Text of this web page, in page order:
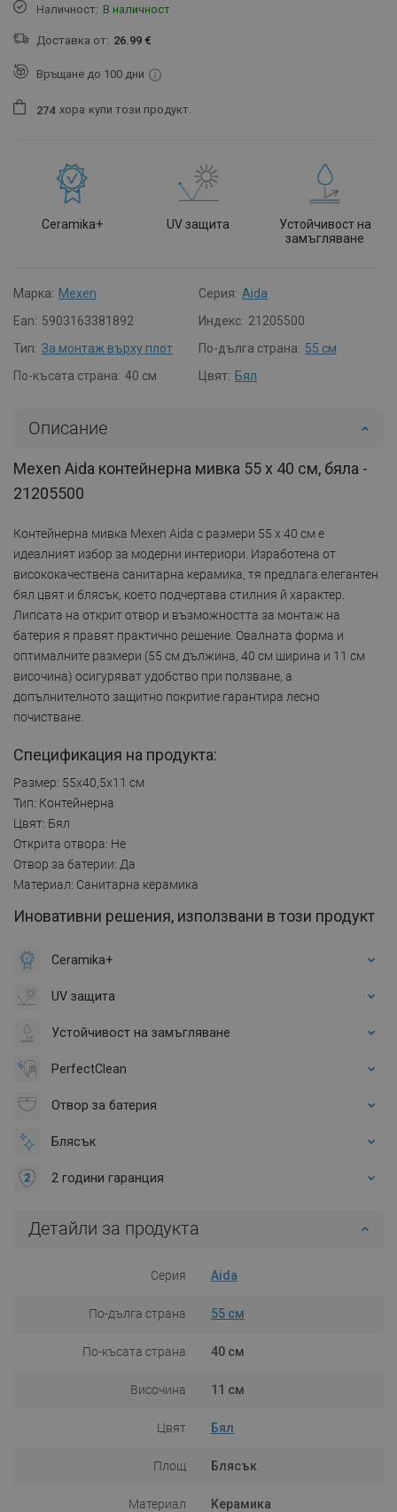
Наличност: В наличност
Доставка от: 26.99 €
Връщане до 100 дни
274 хора купи този продукт.
Ceramika+ UV защита
Устойчивост на
замъгляване
Марка: Mexen Серия: Aida
Ean: 5903163381892 Индекс: 21205500
Тип: За монтаж върху плот По-дълга страна: 55 см
По-късата страна: 40 см Цвят: Бял
Описание
Mexen Aida контейнерна мивка 55 x 40 см, бяла -
21205500
Контейнерна мивка Mexen Aida с размери 55 x 40 см е
идеалният избор за модерни интериори. Изработена от
висококачествена санитарна керамика, тя предлага елегантен
бял цвят и блясък, което подчертава стилния й характер.
Липсата на открит отвор и възможността за монтаж на
батерия я правят практично решение. Овалната форма и
оптималните размери (55 см дължина, 40 см ширина и 11 см
височина) осигуряват удобство при ползване, а
допълнителното защитно покритие гарантира лесно
почистване.
Спецификация на продукта:
Размер: 55x40,5x11 см
Тип: Контейнерна
Цвят: Бял
Открита отвора: Не
Отвор за батерии: Да
Материал: Санитарна керамика
Иновативни решения, използвани в този продукт
Ceramika+
UV защита
Устойчивост на замъгляване
PerfectClean
Отвор за батерия
Блясък
2 години гаранция
Детайли за продукта
Серия Aida
По-дълга страна 55 см
По-късата страна 40 см
Височина 11 см
Цвят Бял
Площ Блясък
Материал Керамика